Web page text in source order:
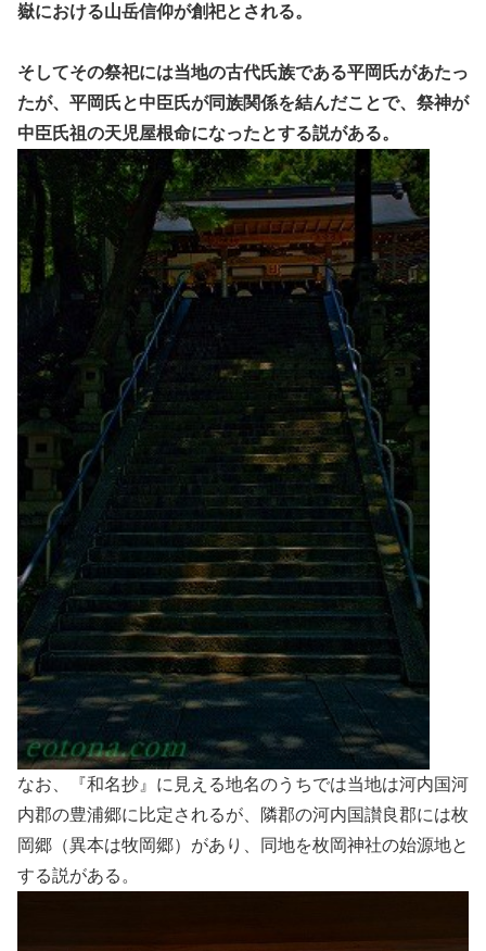
嶽における山岳信仰が創祀とされる。
そしてその祭祀には当地の古代氏族である平岡氏があたっ
たが、平岡氏と中臣氏が同族関係を結んだことで、祭神が
中臣氏祖の天児屋根命になったとする説がある。
なお、『和名抄』に見える地名のうちでは当地は河内国河
内郡の豊浦郷に比定されるが、隣郡の河内国讃良郡には枚
岡郷（異本は牧岡郷）があり、同地を枚岡神社の始源地と
する説がある。